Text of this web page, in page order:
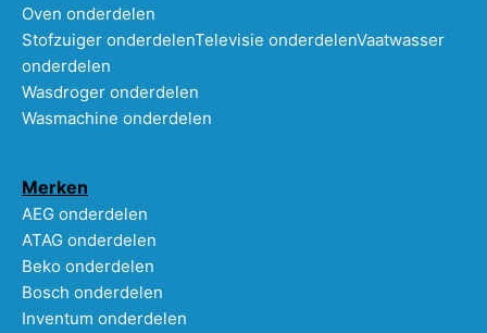
Oven onderdelen
Stofzuiger onderdelenTelevisie onderdelenVaatwasser
onderdelen
Wasdroger onderdelen
Wasmachine onderdelen
Merken
AEG onderdelen
ATAG onderdelen
Beko onderdelen
Bosch onderdelen
Inventum onderdelen